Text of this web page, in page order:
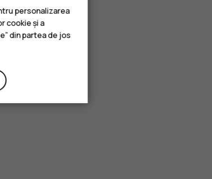
personalizarea
cookie și a
din partea de jos